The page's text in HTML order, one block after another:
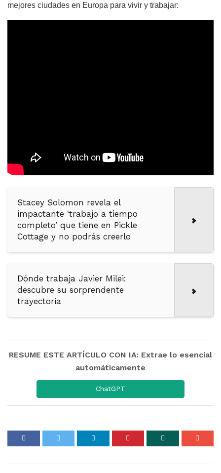
mejores ciudades en Europa para vivir y trabajar:
Stacey Solomon revela el
impactante ‘trabajo a tiempo
completo’ que tiene en Pickle
Cottage y no podrás creerlo
Dónde trabaja Javier Milei:
descubre su sorprendente
trayectoria
RESUME ESTE ARTÍCULO CON IA: Extrae lo esencial
automáticamente
ChatGPT